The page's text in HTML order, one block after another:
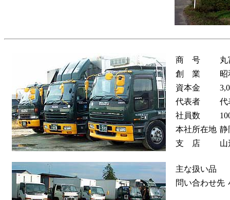
商 号
創 業
昭
資本金
代表者
社員数
本社所在地 静
支 店
主な扱い品
問い合わせ先